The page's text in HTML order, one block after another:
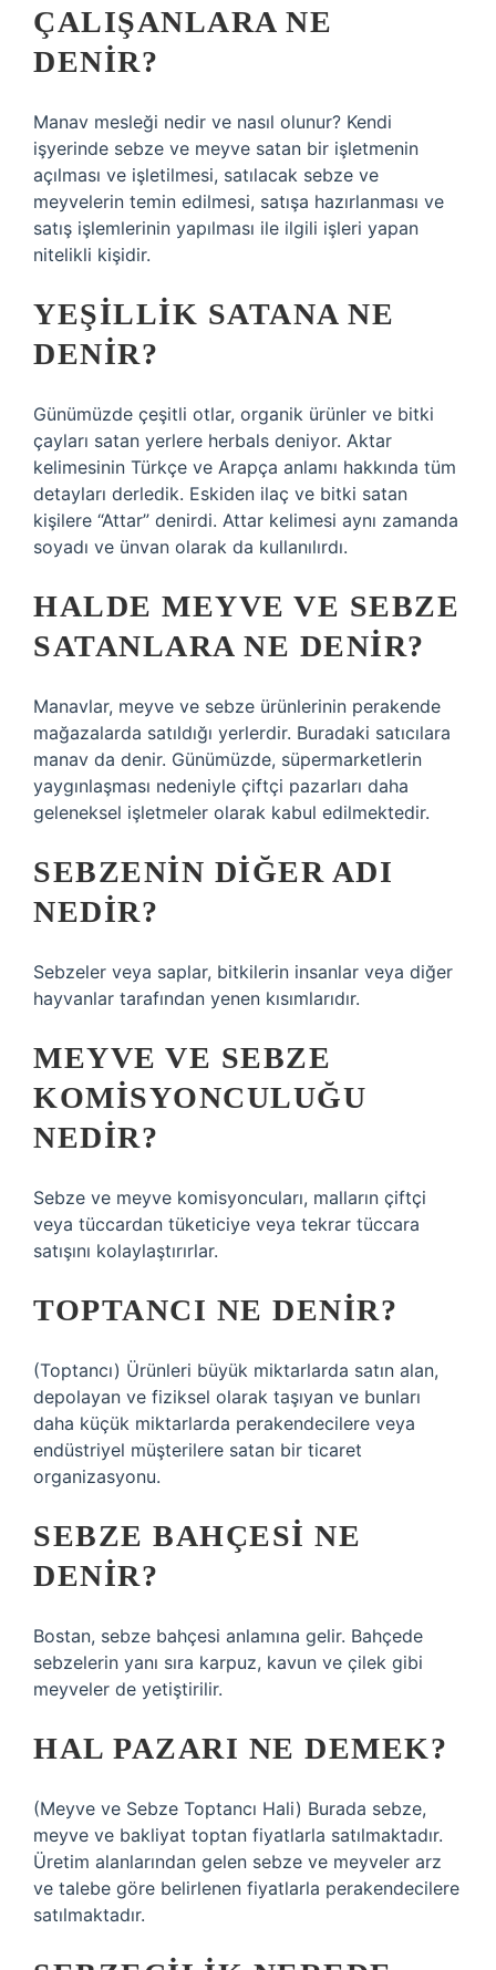
ÇALIŞANLARA NE
DENIR?
Manav mesleği nedir ve nasıl olunur? Kendi
işyerinde sebze ve meyve satan bir işletmenin
açılması ve işletilmesi, satılacak sebze ve
meyvelerin temin edilmesi, satışa hazırlanması ve
satış işlemlerinin yapılması ile ilgili işleri yapan
nitelikli kişidir.
YEŞILLIK SATANA NE
DENIR?
Günümüzde çeşitli otlar, organik ürünler ve bitki
çayları satan yerlere herbals deniyor. Aktar
kelimesinin Türkçe ve Arapça anlamı hakkında tüm
detayları derledik. Eskiden ilaç ve bitki satan
kişilere “Attar” denirdi. Attar kelimesi aynı zamanda
soyadı ve ünvan olarak da kullanılırdı.
HALDE MEYVE VE SEBZE
SATANLARA NE DENIR?
Manavlar, meyve ve sebze ürünlerinin perakende
mağazalarda satıldığı yerlerdir. Buradaki satıcılara
manav da denir. Günümüzde, süpermarketlerin
yaygınlaşması nedeniyle çiftçi pazarları daha
geleneksel işletmeler olarak kabul edilmektedir.
SEBZENIN DIĞER ADI
NEDIR?
Sebzeler veya saplar, bitkilerin insanlar veya diğer
hayvanlar tarafından yenen kısımlarıdır.
MEYVE VE SEBZE
KOMISYONCULUĞU
NEDIR?
Sebze ve meyve komisyoncuları, malların çiftçi
veya tüccardan tüketiciye veya tekrar tüccara
satışını kolaylaştırırlar.
TOPTANCI NE DENIR?
(Toptancı) Ürünleri büyük miktarlarda satın alan,
depolayan ve fiziksel olarak taşıyan ve bunları
daha küçük miktarlarda perakendecilere veya
endüstriyel müşterilere satan bir ticaret
organizasyonu.
SEBZE BAHÇESI NE
DENIR?
Bostan, sebze bahçesi anlamına gelir. Bahçede
sebzelerin yanı sıra karpuz, kavun ve çilek gibi
meyveler de yetiştirilir.
HAL PAZARI NE DEMEK?
(Meyve ve Sebze Toptancı Hali) Burada sebze,
meyve ve bakliyat toptan fiyatlarla satılmaktadır.
Üretim alanlarından gelen sebze ve meyveler arz
ve talebe göre belirlenen fiyatlarla perakendecilere
satılmaktadır.